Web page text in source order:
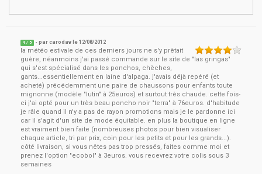
4 / 5 - parcarodav le12/08/2012
la météo estivale de ces derniers jours ne s'y prêtait
guère, néanmoins j'ai passé commande sur le site de "las gringas"
qui s'est spécialisé dans les ponchos, chèches,
gants...essentiellement en laine d'alpaga. j'avais déjà repéré (et
acheté) précédemment une paire de chaussons pour enfants toute
mignonne (modèle "lutin" à 25euros) et surtout très chaude. cette fois-
ci j'ai opté pour un très beau poncho noir "terra" à 76euros. d'habitude
je râle quand il n'y a pas de rayon promotions mais je le pardonne ici
car il s'agit d'un site de mode équitable. en plus la boutique en ligne
est vraiment bien faite (nombreuses photos pour bien visualiser
chaque article, tri par prix, coin pour les petits et pour les grands...).
côté livraison, si vous nêtes pas trop pressés, faites comme moi et
prenez l'option "ecobol" à 3euros. vous recevrez votre colis sous 3
semaines